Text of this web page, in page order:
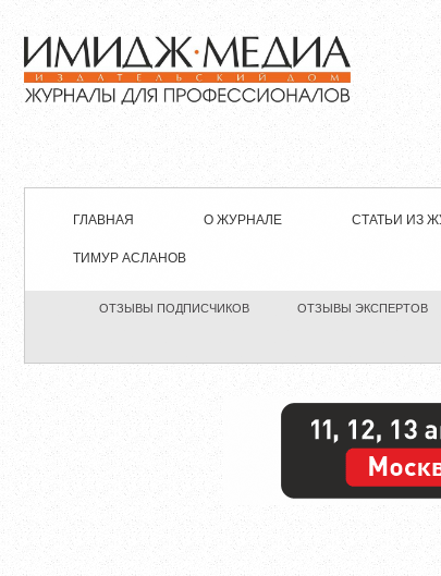
ГЛАВНАЯ О ЖУРНАЛЕ СТАТЬИ ИЗ
ТИМУР АСЛАНОВ
ОТЗЫВЫ ПОДПИСЧИКОВ ОТЗЫВЫ ЭКСПЕРТОВ